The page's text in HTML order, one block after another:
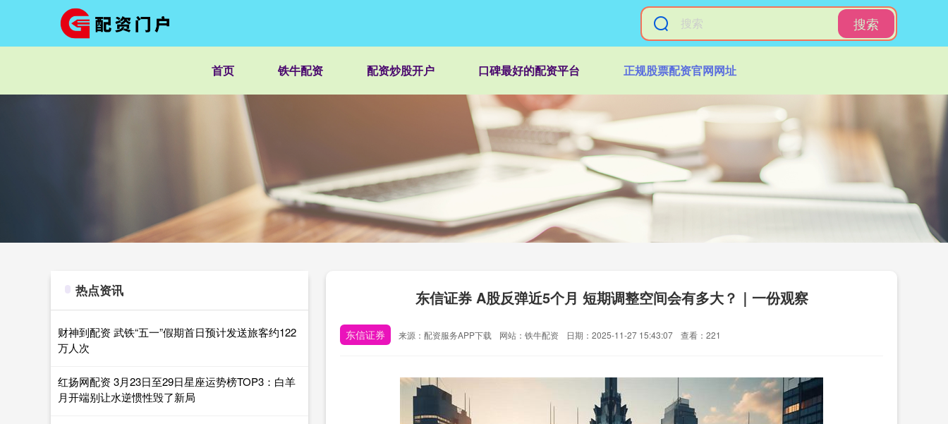
搜索
首页 铁牛配资 配资炒股开户 口碑最好的配资平台 正规股票配资官网网址
东信证券 A股反弹近5个月 短期调整空间会有多大？｜一份观察
东信证券 来源：配资服务APP下载 网站：铁牛配资 日期：2025-11-27 15:43:07 查看：221
热点资讯
财神到配资 武铁“五一”假期首日预计发送旅客约122
万人次
红扬网配资 3月23日至29日星座运势榜TOP3：白羊
月开端别让水逆惯性毁了新局